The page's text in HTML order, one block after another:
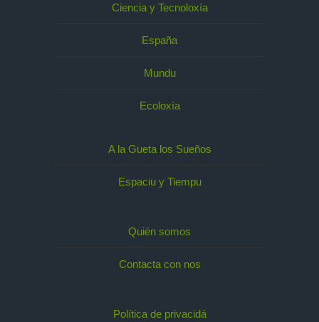
Ciencia y Tecnoloxía
España
Mundu
Ecoloxía
A la Gueta los Sueños
Espaciu y Tiempu
Quién somos
Contacta con nos
Política de privacidá